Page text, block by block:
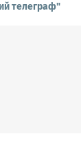
телеграф"